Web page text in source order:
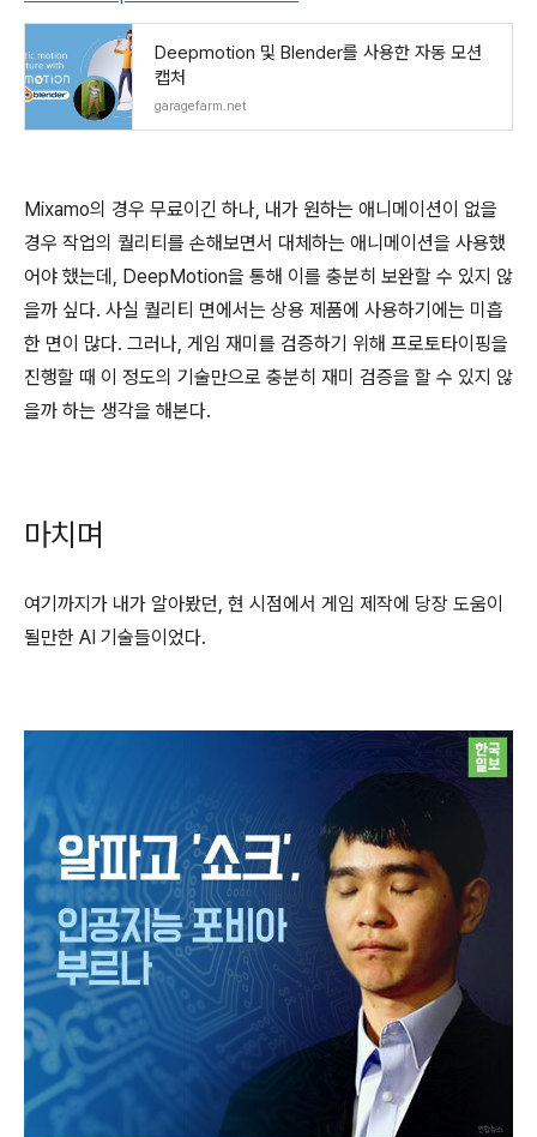
Deepmotion 및 Blender를 사용한 자동 모션
캡처
garagefarm.net
Mixamo의 경우 무료이긴 하나, 내가 원하는 애니메이션이 없을
경우 작업의 퀄리티를 손해보면서 대체하는 애니메이션을 사용했
어야 했는데, DeepMotion을 통해 이를 충분히 보완할 수 있지 않
을까 싶다. 사실 퀄리티 면에서는 상용 제품에 사용하기에는 미흡
한 면이 많다. 그러나, 게임 재미를 검증하기 위해 프로토타이핑을
진행할 때 이 정도의 기술만으로 충분히 재미 검증을 할 수 있지 않
을까 하는 생각을 해본다.
마치며
여기까지가 내가 알아봤던, 현 시점에서 게임 제작에 당장 도움이
될만한 AI 기술들이었다.